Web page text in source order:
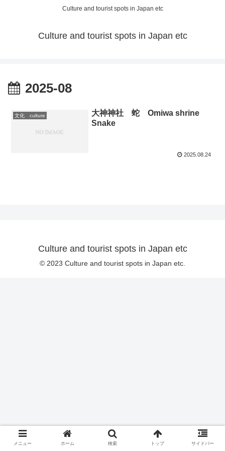
Culture and tourist spots in Japan etc
Culture and tourist spots in Japan etc
2025-08
文化 culture
大神神社 蛇 Omiwa shrine
Snake
2025.08.24
Culture and tourist spots in Japan etc
© 2023 Culture and tourist spots in Japan etc.
メニュー ホーム 検索 トップ サイドバー